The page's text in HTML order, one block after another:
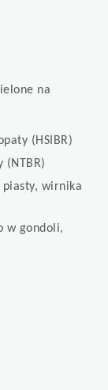
na
(HSIBR)
wirnika
w gondoli,